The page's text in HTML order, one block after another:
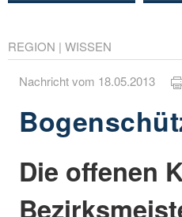
REGION | WISSEN
Nachricht vom 18.05.2013
Die offenen